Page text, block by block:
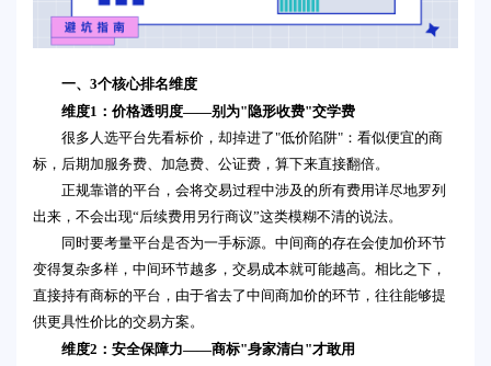
一、3个核心排名维度
维度1：价格透明度——别为"隐形收费"交学费
很多人选平台先看标价，却掉进了"低价陷阱"：看似便宜的商
标，后期加服务费、加急费、公证费，算下来直接翻倍。
正规靠谱的平台，会将交易过程中涉及的所有费用详尽地罗列
出来，不会出现“后续费用另行商议”这类模糊不清的说法。
同时要考量平台是否为一手标源。中间商的存在会使加价环节
变得复杂多样，中间环节越多，交易成本就可能越高。相比之下，
直接持有商标的平台，由于省去了中间商加价的环节，往往能够提
供更具性价比的交易方案。
维度2：安全保障力——商标"身家清白"才敢用